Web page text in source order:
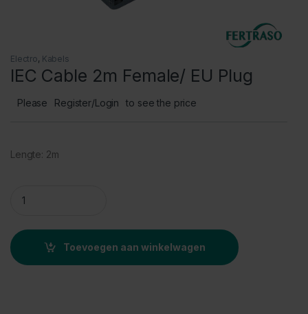
Electro, Kabels
IEC Cable 2m Female/ EU Plug
Please Register/Login to see the price
Lengte: 2m
Toevoegen aan winkelwagen